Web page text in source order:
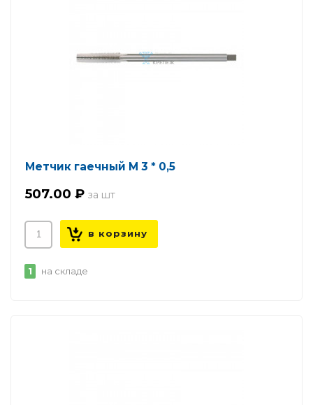
Метчик гаечный М 3 * 0,5
507.00 ₽
1 на складе